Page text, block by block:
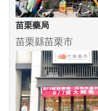
苗栗藥局
苗栗縣苗栗市